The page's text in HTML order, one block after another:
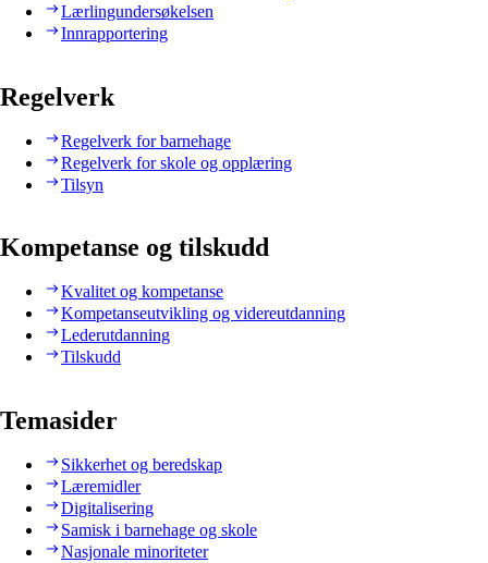
Lærlingundersøkelsen
Innrapportering
Regelverk
Regelverk for barnehage
Regelverk for skole og opplæring
Tilsyn
Kompetanse og tilskudd
Kvalitet og kompetanse
Kompetanseutvikling og videreutdanning
Lederutdanning
Tilskudd
Temasider
Sikkerhet og beredskap
Læremidler
Digitalisering
Samisk i barnehage og skole
Nasjonale minoriteter